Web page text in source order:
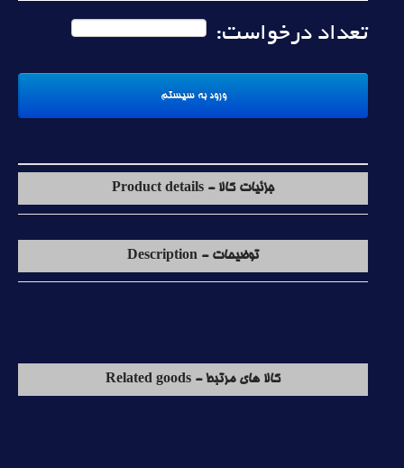
تعداد درخواست:
جزئیات کالا - Product details
توضیحات - Description
کالا های مرتبط - Related goods